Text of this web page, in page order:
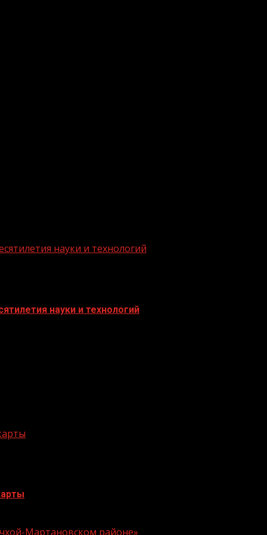
науки и технологий
науки и технологий
Мартановском районе»